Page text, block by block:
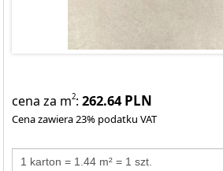
cena za m2:262.64PLN
Cena zawiera 23% podatku VAT